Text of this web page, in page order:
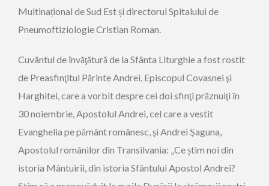
Multinațional de Sud Est și directorul Spitalului de
Pneumoftiziologie Cristian Roman.
Cuvântul de învăţătură de la Sfânta Liturghie a fost rostit
de Preasfinţitul Părinte Andrei, Episcopul Covasnei şi
Harghitei, care a vorbit despre cei doi sfinţi prăznuiţi în
30 noiembrie, Apostolul Andrei, cel care a vestit
Evanghelia pe pământ românesc, şi Andrei Şaguna,
Apostolul românilor din Transilvania: „Ce știm noi din
istoria Mântuirii, din istoria Sfântului Apostol Andrei?